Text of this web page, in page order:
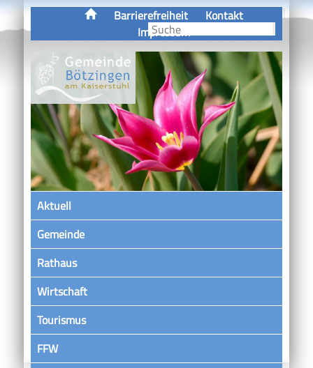
Barrierefreiheit
Kontakt
Impressum
Aktuell
Gemeinde
Rathaus
Wirtschaft
Tourismus
FFW